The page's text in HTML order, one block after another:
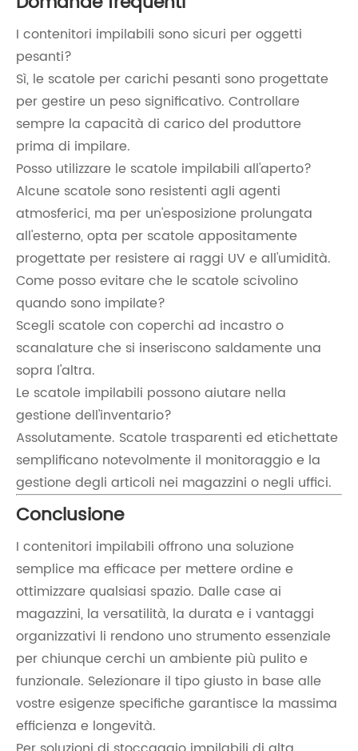
I contenitori impilabili sono sicuri per oggetti
pesanti?
Sì, le scatole per carichi pesanti sono progettate
per gestire un peso significativo. Controllare
sempre la capacità di carico del produttore
prima di impilare.
Posso utilizzare le scatole impilabili all'aperto?
Alcune scatole sono resistenti agli agenti
atmosferici, ma per un'esposizione prolungata
all'esterno, opta per scatole appositamente
progettate per resistere ai raggi UV e all'umidità.
Come posso evitare che le scatole scivolino
quando sono impilate?
Scegli scatole con coperchi ad incastro o
scanalature che si inseriscono saldamente una
sopra l'altra.
Le scatole impilabili possono aiutare nella
gestione dell'inventario?
Assolutamente. Scatole trasparenti ed etichettate
semplificano notevolmente il monitoraggio e la
gestione degli articoli nei magazzini o negli uffici.
Conclusione
I contenitori impilabili offrono una soluzione
semplice ma efficace per mettere ordine e
ottimizzare qualsiasi spazio. Dalle case ai
magazzini, la versatilità, la durata e i vantaggi
organizzativi li rendono uno strumento essenziale
per chiunque cerchi un ambiente più pulito e
funzionale. Selezionare il tipo giusto in base alle
vostre esigenze specifiche garantisce la massima
efficienza e longevità.